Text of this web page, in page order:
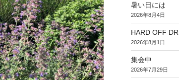
暑い日には
2026年8月4日
HARD OFF
2026年8月1日
集会中
2026年7月29日